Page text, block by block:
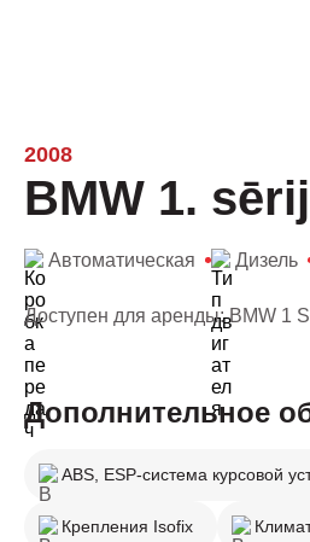
2008
BMW 1.
Автоматическая Дизель
Доступен для аренды: BMW 1
Дополнительное
ABS, ESP-система курсовой
Крепления Isofix